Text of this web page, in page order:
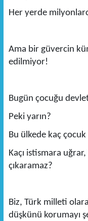
Her yerde
Ama bir güvercin
edilmiyor!
Bugün çocuğu
Peki yarın?
Bu ülkede kaç
Kaçı istismara uğrar,
çıkaramaz?
Biz, Türk milleti
düşkünü korumayı